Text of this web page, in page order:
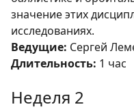
значение этих
исследованиях.
Ведущие: Сергей
Длительность: 1 час
Неделя 2